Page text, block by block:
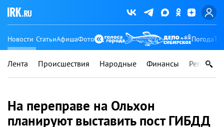
Новости СтатьиАфишаФото Погода
Лента Происшествия Народные Финансы Регионы
На переправе на Ольхон
планируют выставить пост ГИБДД